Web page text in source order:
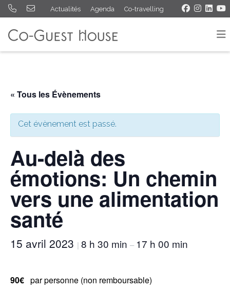
Actualités Agenda Co-travelling
« Tous les Évènements
Cet évènement est passé.
Au-delà des
émotions: Un chemin
vers une alimentation
santé
15 avril 2023 | 8 h 30 min – 17 h 00 min
90€ par personne (non remboursable)